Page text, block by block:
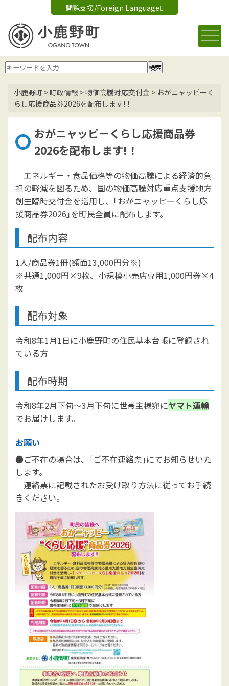
閲覧支援/Foreign Language
音声読み上げ
大
背景色変更 Foreign Language
小鹿野町 >町政情報 >物価高騰対応交付金 > おがニャッピーく
らし応援商品券2026を配布します!！
おがニャッピーくらし応援商品券
2026を配布します!！
エネルギー・食品価格等の物価高騰による経済的負
担の軽減を図るため、国の物価高騰対応重点支援地方
創生臨時交付金を活用し、｢おがニャッピーくらし応
援商品券2026｣を町民全員に配布します。
配布内容
1人/商品券1冊(額面13,000円分※)
※共通1,000円×9枚、小規模小売店専用1,000円券×4
枚
配布対象
令和8年1月1日に小鹿野町の住民基本台帳に登録され
ている方
配布時期
令和8年2月下旬～3月下旬に世帯主様宛にヤマト運輸
でお届けします。
お願い
●ご不在の場合は、｢ご不在連絡票｣にてお知らせいた
します。
連絡票に記載されたお受け取り方法に従ってお手続
きください。